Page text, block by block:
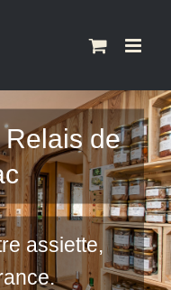
de
assiette,